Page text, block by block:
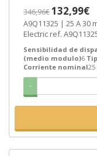
346,96€132,99€
A9Q11325 | 25 A 30 mA Acti 9 6 Bloque Vigi de Schneider
Electric ref.
Sensibilidad de
(medio modulo)6
Corriente nominal25
-